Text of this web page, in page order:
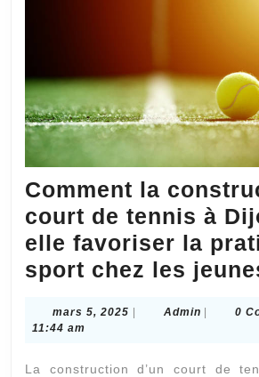
Comment la
court de tennis à
elle favoriser la
sport chez les
mars 5, 2025 mars
| AdminAdmin
| 0
11:44 am
La construction d’un court de